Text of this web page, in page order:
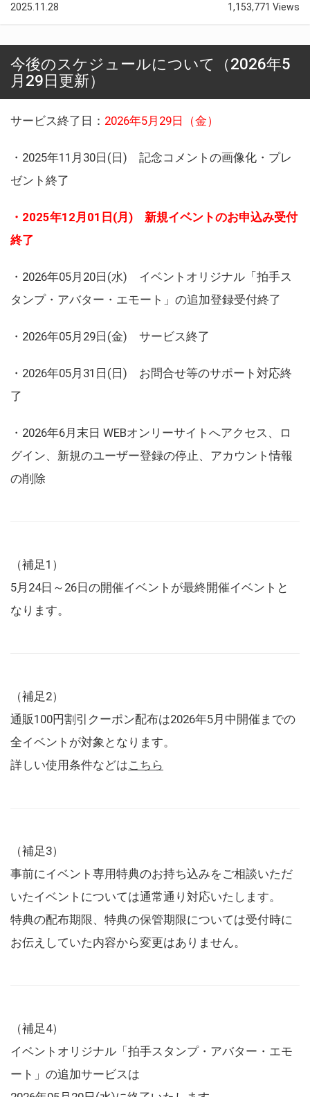
2025.11.28 1,153,771 Views
今後のスケジュールについて（2026年5
月29日更新）
サービス終了日： 2026年5月29日（金）
・2025年11月30日(日) 記念コメントの画像化・プレ
ゼント終了
・2025年12月01日(月) 新規イベントのお申込み受付
終了
・2026年05月20日(水) イベントオリジナル「拍手ス
タンプ・アバター・エモート」の追加登録受付終了
・2026年05月29日(金) サービス終了
・2026年05月31日(日) お問合せ等のサポート対応終
了
・2026年6月末日 WEBオンリーサイトへアクセス、ロ
グイン、新規のユーザー登録の停止、アカウント情報
の削除
（補足1）
5月24日～26日の開催イベントが最終開催イベントと
なります。
（補足2）
通販100円割引クーポン配布は2026年5月中開催までの
全イベントが対象となります。
詳しい使用条件などはこちら
（補足3）
事前にイベント専用特典のお持ち込みをご相談いただ
いたイベントについては通常通り対応いたします。
特典の配布期限、特典の保管期限については受付時に
お伝えしていた内容から変更はありません。
（補足4）
イベントオリジナル「拍手スタンプ・アバター・エモ
ート」の追加サービスは